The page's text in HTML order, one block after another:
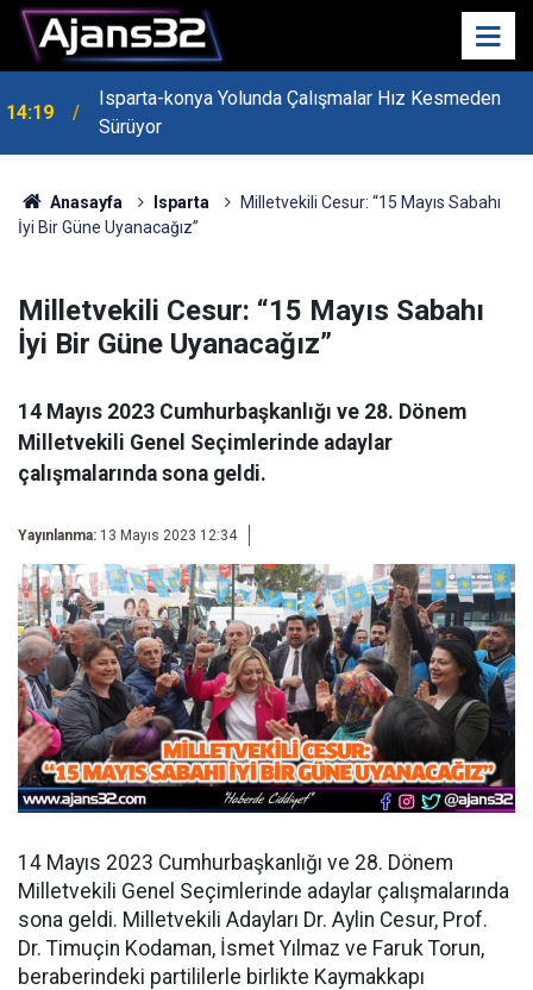
14:19
Isparta-konya Yolunda Çalışmalar Hız Kesmeden
Sürüyor
Anasayfa Isparta
Milletvekili Cesur: “15 Mayıs Sabahı
İyi Bir Güne Uyanacağız”
Milletvekili Cesur: “15 Mayıs Sabahı
İyi Bir Güne Uyanacağız”
14 Mayıs 2023 Cumhurbaşkanlığı ve 28. Dönem
Milletvekili Genel Seçimlerinde adaylar
çalışmalarında sona geldi.
Yayınlanma: 13 Mayıs 2023 12:34
14 Mayıs 2023 Cumhurbaşkanlığı ve 28. Dönem
Milletvekili Genel Seçimlerinde adaylar çalışmalarında
sona geldi. Milletvekili Adayları Dr. Aylin Cesur, Prof.
Dr. Timuçin Kodaman, İsmet Yılmaz ve Faruk Torun,
beraberindeki partililerle birlikte Kaymakkapı